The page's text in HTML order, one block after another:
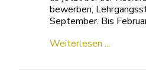
Weiterlesen ...